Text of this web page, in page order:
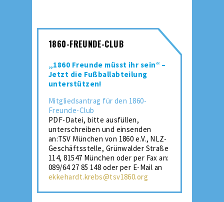
1860-FREUNDE-CLUB
„1860 Freunde müsst ihr sein“ –
Jetzt die Fußballabteilung
unterstützen!
Mitgliedsantrag für den 1860-
Freunde-Club
PDF-Datei, bitte ausfüllen,
unterschreiben und einsenden
an:TSV München von 1860 e.V., NLZ-
Geschäftsstelle, Grünwalder Straße
114, 81547 München oder per Fax an:
089/64 27 85 148 oder per E-Mail an
ekkehardt.krebs@tsv1860.org